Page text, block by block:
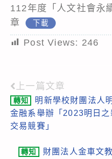
112年度「人文社會永
章
下載
Post Views: 246
Read
more
articles
上一篇文章
轉知
明新學校財團法人
金融系舉辦「2023明日
交易競賽」
轉知
財團法人金車文